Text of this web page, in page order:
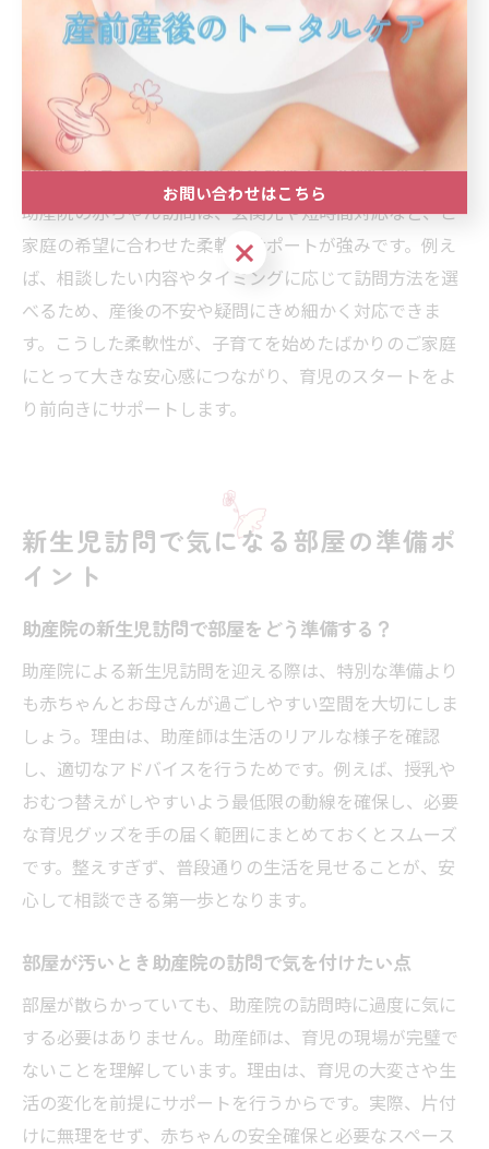
は、相談内容や家庭ごとの状況に応じて、助産師が親身
に対応することで、安心して頼れる存在として認識され
ます。こうした積み重ねが、地域に根ざした助産院の信
頼構築につながっています。
助産院赤ちゃん訪問の柔軟な対応で安心感アップ
助産院の赤ちゃん訪問は、玄関先や短時間対応など、ご
家庭の希望に合わせた柔軟なサポートが強みです。例え
ば、相談したい内容やタイミングに応じて訪問方法を選
べるため、産後の不安や疑問にきめ細かく対応できま
す。こうした柔軟性が、子育てを始めたばかりのご家庭
にとって大きな安心感につながり、育児のスタートをよ
り前向きにサポートします。
新生児訪問で気になる部屋の準備ポ
イント
助産院の新生児訪問で部屋をどう準備する？
助産院による新生児訪問を迎える際は、特別な準備より
も赤ちゃんとお母さんが過ごしやすい空間を大切にしま
しょう。理由は、助産師は生活のリアルな様子を確認
し、適切なアドバイスを行うためです。例えば、授乳や
おむつ替えがしやすいよう最低限の動線を確保し、必要
な育児グッズを手の届く範囲にまとめておくとスムーズ
です。整えすぎず、普段通りの生活を見せることが、安
心して相談できる第一歩となります。
部屋が汚いとき助産院の訪問で気を付けたい点
部屋が散らかっていても、助産院の訪問時に過度に気に
する必要はありません。助産師は、育児の現場が完璧で
ないことを理解しています。理由は、育児の大変さや生
活の変化を前提にサポートを行うからです。実際、片付
けに無理をせず、赤ちゃんの安全確保と必要なスペース
お問い合わせはこちら
お問い合わせはこちら